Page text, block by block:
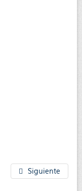
Siguiente